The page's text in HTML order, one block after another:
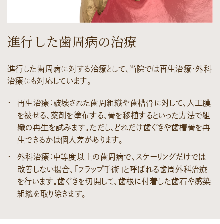
進行した歯周病の治療
進行した歯周病に対する治療として、当院では再生治療・外科
治療にも対応しています。
再生治療：破壊された歯周組織や歯槽骨に対して、人工膜
を被せる、薬剤を塗布する、骨を移植するといった方法で組
織の再生を試みます。ただし、どれだけ歯ぐきや歯槽骨を再
生できるかは個人差があります。
外科治療：中等度以上の歯周病で、スケーリングだけでは
改善しない場合、「フラップ手術」と呼ばれる歯周外科治療
を行います。歯ぐきを切開して、歯根に付着した歯石や感染
組織を取り除きます。